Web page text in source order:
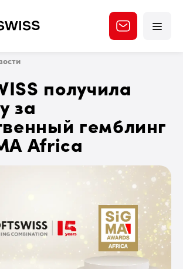
получила
за
гемблинг
Africa